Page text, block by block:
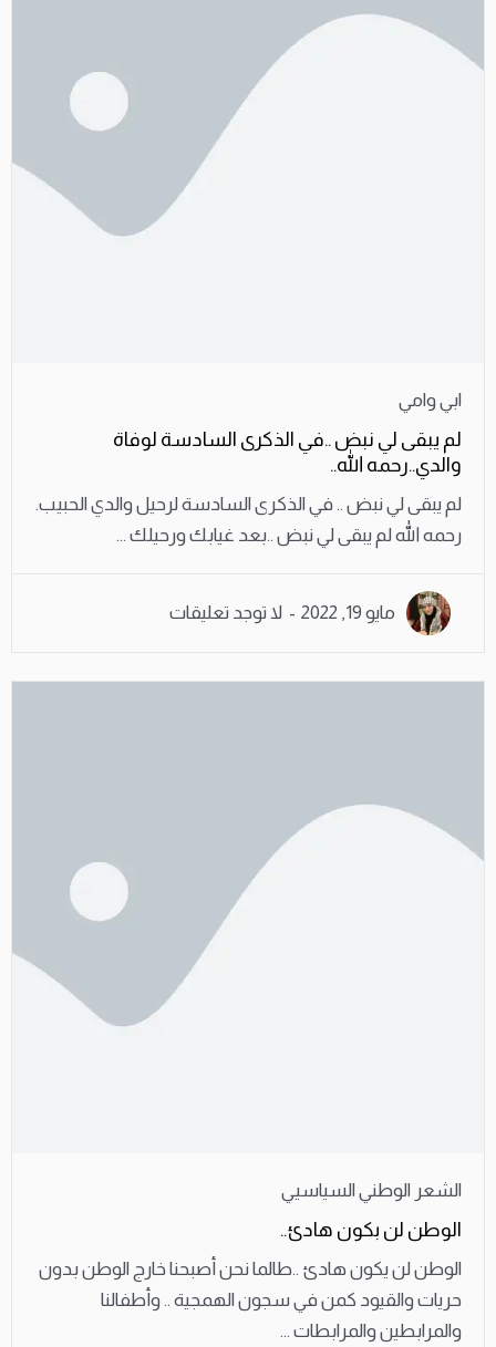
ابي وامي
لم يبقى لي نبض ..في الذكرى السادسة لوفاة
والدي..رحمه الله..
لم يبقى لي نبض .. في الذكرى السادسة لرحيل والدي الحبيب.
رحمه الله لم يبقى لي نبض ..بعد غيابك ورحيلك ...
مايو 19, 2022 لا توجد تعليقات
الشعر الوطني السياسيي
الوطن لن بكون هادئ..
الوطن لن يكون هادئ ..طالما نحن أصبحنا خارج الوطن بدون
حريات والقيود كمن في سجون الهمجية .. وأطفالنا
والمرابطين والمرابطات ...